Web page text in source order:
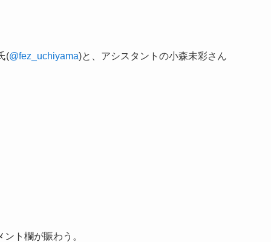
(@fez_uchiyama)と、アシスタントの小森未彩さん
ト欄が賑わう。